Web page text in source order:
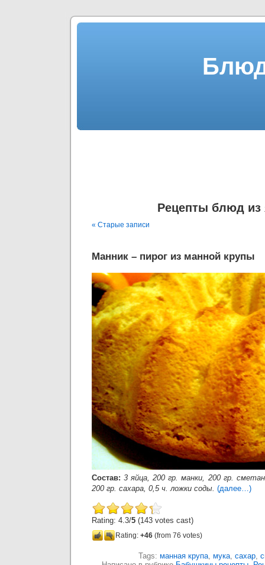
Рецепты блюд из
« Старые записи
Манник – пирог из манной крупы
Состав: 3 яйца, 200 гр. манки, 200 гр.
200 гр. сахара, 0,5 ч. ложки соды. (далее…)
Rating: 4.3/5 (143 votes cast)
Rating: +46 (from 76 votes)
Tags: манная крупа, мука, сахар,